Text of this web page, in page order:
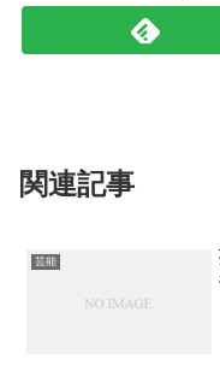
関連記事
芸能